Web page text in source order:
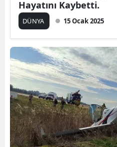
Hayatını Kaybetti.
DÜNYA 15 Ocak 2025